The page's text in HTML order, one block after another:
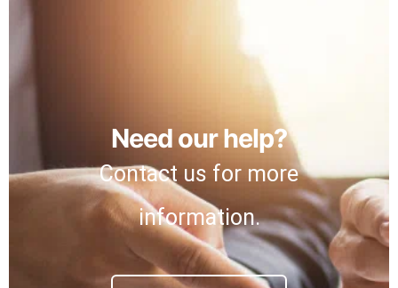
Need our help?
Contact us for more
information.